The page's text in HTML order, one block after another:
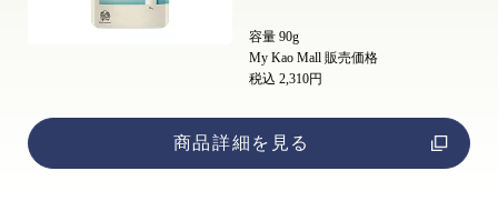
容量 90g
My Kao Mall 販売価格
税込 2,310円
商品詳細を見る